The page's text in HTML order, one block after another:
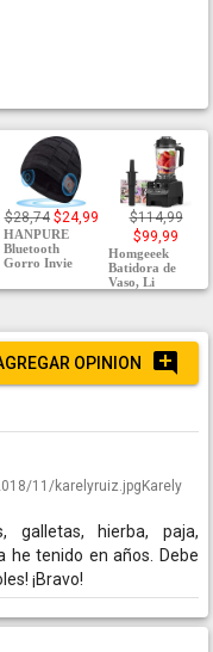
$28,74 $24,99
HANPURE
Bluetooth
Gorro Invie
$114,99
$99,99
Homgeeek
Batidora de
Vaso, Li
OPINION
Karely
galletas, hierba, paja,
he tenido en años. Debe
¡Bravo!